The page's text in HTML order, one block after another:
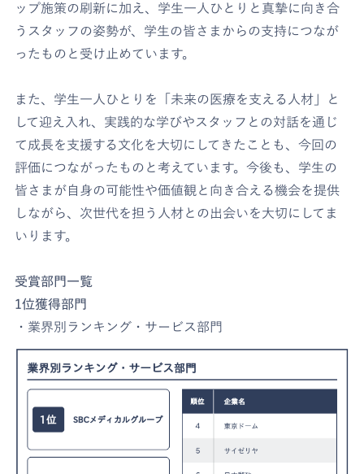
ップ施策の刷新に加え、学生一人ひとりと真摯に向き合
うスタッフの姿勢が、学生の皆さまからの支持につなが
ったものと受け止めています。
また、学生一人ひとりを「未来の医療を支える人材」と
して迎え入れ、実践的な学びやスタッフとの対話を通じ
て成長を支援する文化を大切にしてきたことも、今回の
評価につながったものと考えています。今後も、学生の
皆さまが自身の可能性や価値観と向き合える機会を提供
しながら、次世代を担う人材との出会いを大切にしてま
いります。
受賞部門一覧
1位獲得部門
・業界別ランキング・サービス部門